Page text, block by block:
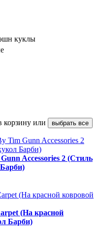
куклы
корзину или выбрать все
Accessories 2 (Стиль
(На красной
Барби)